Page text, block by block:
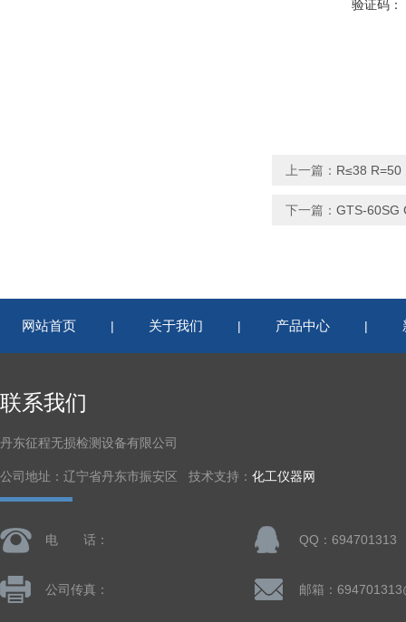
验证码：
上一篇： R≤38 R=50
下一篇： GTS-60SG
网站首页 | 关于我们 | 产品中心 |
联系我们
丹东征程无损检测设备有限公司
公司地址：辽宁省丹东市振安区 技术支持： 化工仪器网
电 话： QQ：694701313
公司传真： 邮箱：